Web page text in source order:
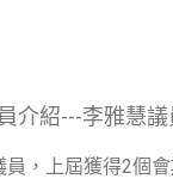
介紹---李雅慧議
員，上屆獲得2個